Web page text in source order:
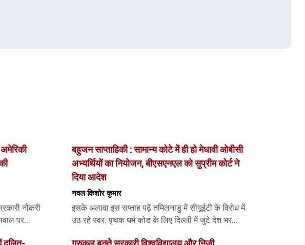
नौकरी
पर...
बहुजन साप्ताहिकी : सामान्य कोटे में ही हो मेधावी ओबीसी
अभ्यर्थियों का नियोजन, बीएसएनएल को सुप्रीम कोर्ट ने
दिया आदेश
नवल किशोर कुमार
इसके अलावा इस सप्ताह पढ़ें तमिलनाडु में सीयूईटी के विरोध में
उठ रहे स्वर, पृथक धर्म कोड के लिए दिल्ली में जुटे देश भर...